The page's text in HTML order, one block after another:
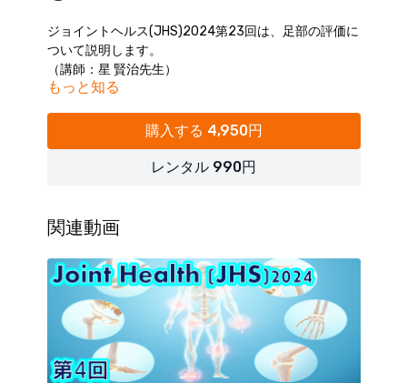
ジョイントヘルス(JHS)2024第23回は、足部の評価に
ついて説明します。
（講師：星 賢治先生）
視診、観察
アキレス腱炎
・評価
・原因因子
不安定性
滑走不全
・アライメント評価
足部アーチ
足部変形
中足骨アライメント
もっと知る
購入する 4,950円
レンタル 990円
関連動画